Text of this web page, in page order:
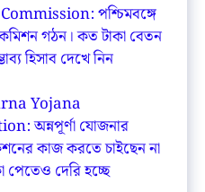
পশ্চিমবঙ্গে
গঠন। কত টাকা বেতন
হিসাব দেখে নিন
Yojana
অন্নপূর্ণা যোজনার
কাজ করতে চাইছেন না
পেতেও দেরি হচ্ছে